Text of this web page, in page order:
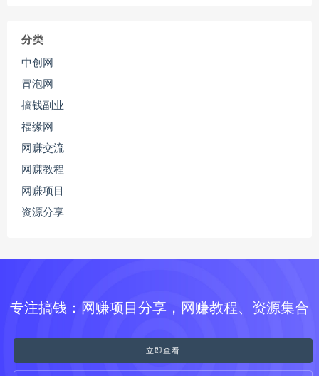
分类
中创网
冒泡网
搞钱副业
福缘网
网赚交流
网赚教程
网赚项目
资源分享
专注搞钱：网赚项目分享，网赚教程、资源集合
立即查看